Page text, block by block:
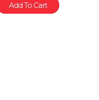
Add To Cart